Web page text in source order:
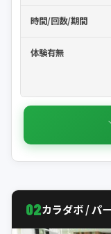
時間/回数/期間
体験有無
02カラダボ / パ